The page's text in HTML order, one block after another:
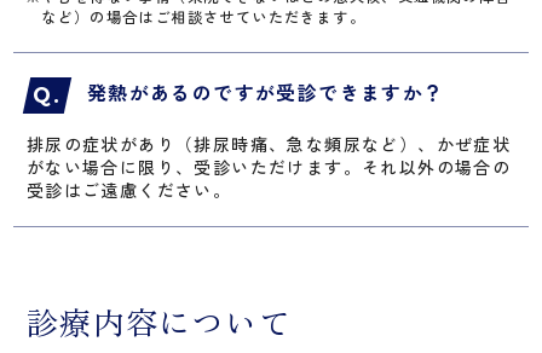
など）の場合はご相談させていただきます。
発熱があるのですが受診できますか？
排尿の症状があり（排尿時痛、急な頻尿など）、かぜ症状
がない場合に限り、受診いただけます。それ以外の場合の
受診はご遠慮ください。
診療内容について